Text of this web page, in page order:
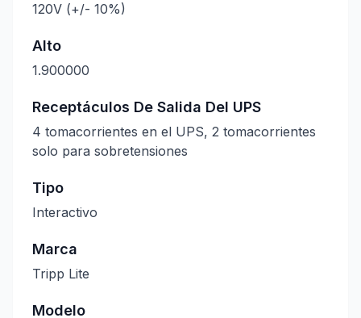
120V (+/- 10%)
Alto
1.900000
Receptáculos De Salida Del UPS
4 tomacorrientes en el UPS, 2 tomacorrientes
solo para sobretensiones
Tipo
Interactivo
Marca
Tripp Lite
Modelo